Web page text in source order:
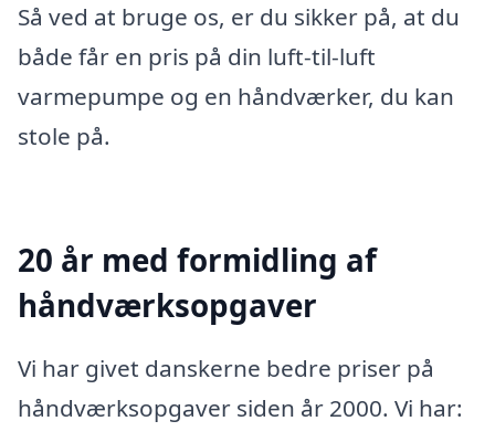
Så ved at bruge os, er du sikker på, at du
både får en pris på din luft-til-luft
varmepumpe og en håndværker, du kan
stole på.
20 år med formidling af
håndværksopgaver
Vi har givet danskerne bedre priser på
håndværksopgaver siden år 2000. Vi har: